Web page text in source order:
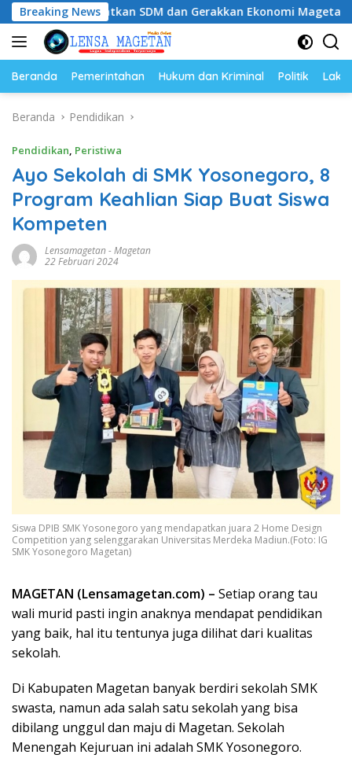
Langsung
ke
konten
Breaking News
SDM dan Gerakkan Ekonomi Magetan Riyono
Beranda Pemerintahan Hukum dan Kriminal Politik
Beranda Pendidikan
Pendidikan, Peristiwa
Ayo Sekolah di SMK Yosonegoro, 8
Program Keahlian Siap Buat Siswa
Kompeten
Lensamagetan-Magetan
22 Februari 2024
Siswa DPIB SMK Yosonegoro yang mendapatkan juara 2 Home Design
Competition yang selenggarakan Universitas Merdeka Madiun.(Foto: IG
SMK Yosonegoro Magetan)
MAGETAN (Lensamagetan.com) – Setiap orang tau
wali murid pasti ingin anaknya mendapat pendidikan
yang baik, hal itu tentunya juga dilihat dari kualitas
sekolah.
Di Kabupaten Magetan banyak berdiri sekolah SMK
swasta, namun ada salah satu sekolah yang bisa
dibilang unggul dan maju di Magetan. Sekolah
Menengah Kejuruan ini adalah SMK Yosonegoro.